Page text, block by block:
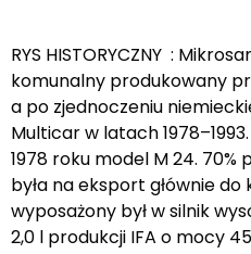
RYS HISTORYCZNY :
komunalny produkowany
a po zjednoczeniu
Multicar w latach
1978 roku model M 24.
była na eksport głównie do
wyposażony był w silnik
2,0 l produkcji IFA o mocy